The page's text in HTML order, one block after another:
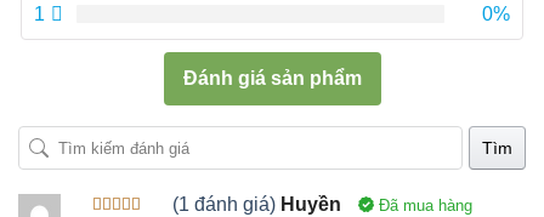
1
0%
Đánh giá sản phẩm
Tìm
(1 đánh giá) Huyền Đã mua hàng